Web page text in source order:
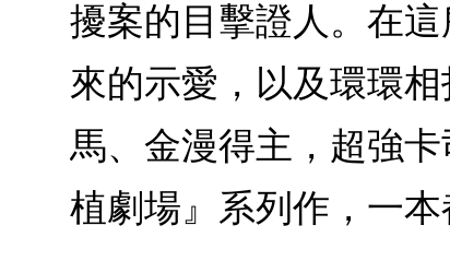
擾案的目擊證人。在
來的示愛，以及環環
馬、金漫得主，超強
植劇場』系列作，一本